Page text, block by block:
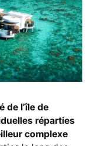
de l’île de
réparties
complexe